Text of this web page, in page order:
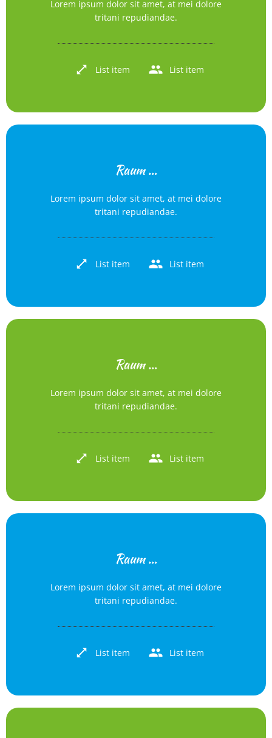
Lorem ipsum dolor sit amet, at mei dolore
tritani repudiandae.
List item List item
Raum …
Lorem ipsum dolor sit amet, at mei dolore
tritani repudiandae.
List item List item
Raum …
Lorem ipsum dolor sit amet, at mei dolore
tritani repudiandae.
List item List item
Raum …
Lorem ipsum dolor sit amet, at mei dolore
tritani repudiandae.
List item List item